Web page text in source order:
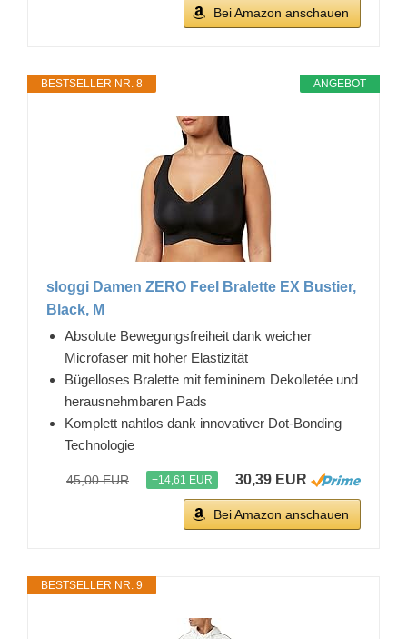
Bei Amazon anschauen
ANGEBOT
BESTSELLER NR. 8
sloggi Damen ZERO Feel Bralette EX Bustier,
Black, M
Absolute Bewegungsfreiheit dank weicher
Microfaser mit hoher Elastizität
Bügelloses Bralette mit femininem Dekolletée und
herausnehmbaren Pads
Komplett nahtlos dank innovativer Dot-Bonding
Technologie
45,00 EUR −14,61 EUR 30,39 EUR
Bei Amazon anschauen
BESTSELLER NR. 9